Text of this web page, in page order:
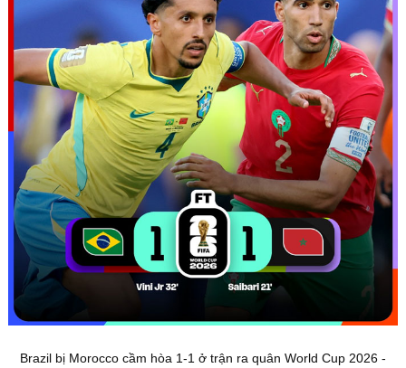
Brazil bị Morocco cầm hòa 1-1 ở trận ra quân World Cup 2026 -